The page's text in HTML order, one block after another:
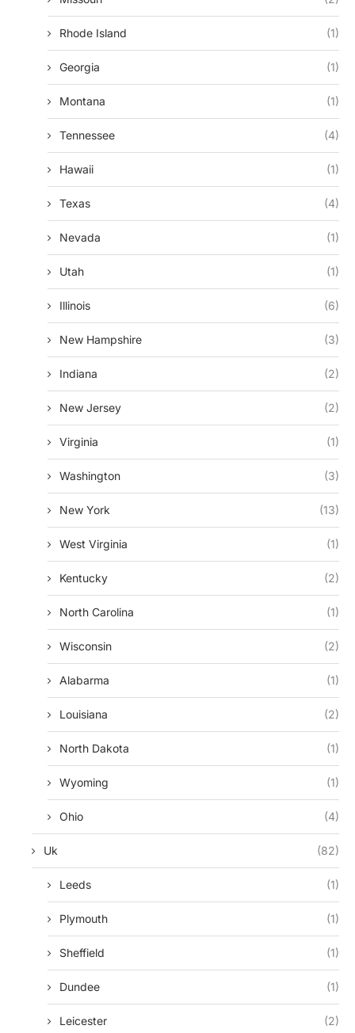
Rhode Island (1)
Georgia (1)
Montana (1)
Tennessee (4)
Hawaii (1)
Texas (4)
Nevada (1)
Utah (1)
Illinois (6)
New Hampshire (3)
Indiana (2)
New Jersey (2)
Virginia (1)
Washington (3)
New York (13)
West Virginia (1)
Kentucky (2)
North Carolina (1)
Wisconsin (2)
Alabarma (1)
Louisiana (2)
North Dakota (1)
Wyoming (1)
Ohio (4)
Uk (82)
Leeds (1)
Plymouth (1)
Sheffield (1)
Dundee (1)
Leicester (2)